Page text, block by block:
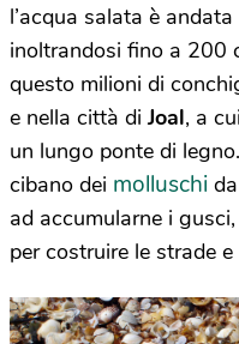
l’acqua salata è
inoltrandosi fino a 200
questo milioni di
e nella città diJoal, a
un lungo ponte di
cibano dei molluschi
ad accumularne i
per costruire le strade